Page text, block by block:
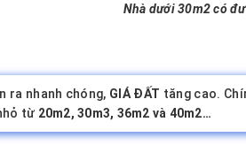
Nhà dưới 30m2 có
ra nhanh chóng, GIÁ ĐẤT tăng cao.
từ 20m2, 30m3, 36m2 và 40m2…